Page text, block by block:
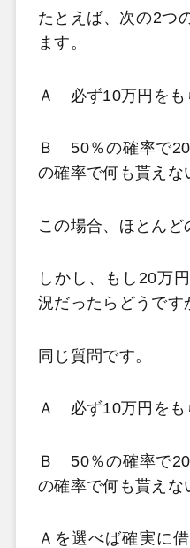
たとえば、次の2つ
ます。
Ａ 必ず10万円をも
Ｂ 50％の確率で
の確率で何も貰えな
この場合、ほとんど
しかし、もし20万
況だったらどうです
同じ質問です。
Ａ 必ず10万円をも
Ｂ 50％の確率で
の確率で何も貰えな
Ａを選べば確実に